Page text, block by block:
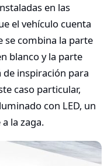
en las
el vehículo cuenta
se combina la parte
blanco y la parte
inspiración para
caso particular,
con LED, un
la zaga.